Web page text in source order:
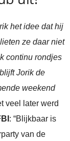
het idee dat hij
ze daar niet
continu rondjes
Jorik de
weekend
veel later werd
: “Blijkbaar is
van de